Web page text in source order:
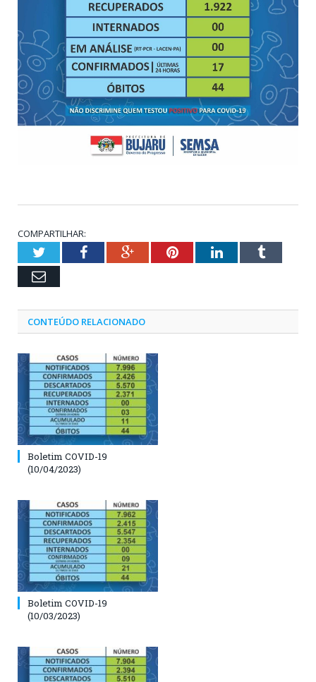
COMPARTILHAR:
TwitterFacebookGoogle+PinterestLinkedInTumblr
Email
CONTEÚDO RELACIONADO
Boletim COVID-19
(10/04/2023)
Boletim COVID-19
(10/03/2023)